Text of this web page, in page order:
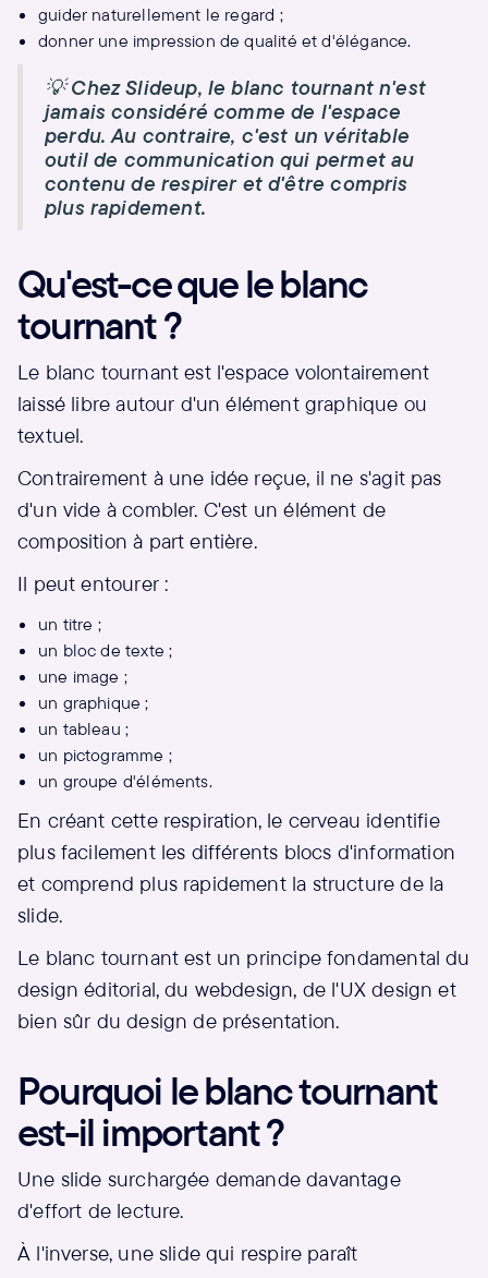
guider naturellement le regard ;
donner une impression de qualité et d'élégance.
💡Chez Slideup, le blanc tournant n'est
jamais considéré comme de l'espace
perdu. Au contraire, c'est un véritable
outil de communication qui permet au
contenu de respirer et d'être compris
plus rapidement.
Qu'est-ce que le blanc
tournant ?
Le blanc tournant est l'espace volontairement
laissé libre autour d'un élément graphique ou
textuel.
Contrairement à une idée reçue, il ne s'agit pas
d'un vide à combler. C'est un élément de
composition à part entière.
Il peut entourer :
un titre ;
un bloc de texte ;
une image ;
un graphique ;
un tableau ;
un pictogramme ;
un groupe d'éléments.
En créant cette respiration, le cerveau identifie
plus facilement les différents blocs d'information
et comprend plus rapidement la structure de la
slide.
Le blanc tournant est un principe fondamental du
design éditorial, du webdesign, de l'UX design et
bien sûr du design de présentation.
Pourquoi le blanc tournant
est-il important ?
Une slide surchargée demande davantage
d'effort de lecture.
À l'inverse, une slide qui respire paraît